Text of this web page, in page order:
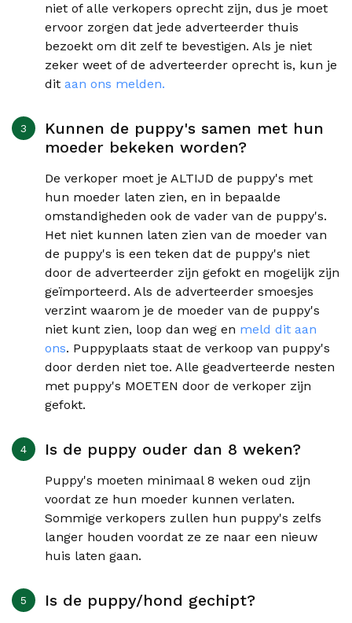
niet of alle verkopers oprecht zijn, dus je moet
ervoor zorgen dat jede adverteerder thuis
bezoekt om dit zelf te bevestigen. Als je niet
zeker weet of de adverteerder oprecht is, kun je
dit aan ons melden.
Kunnen de puppy's samen met hun
moeder bekeken worden?
De verkoper moet je ALTIJD de puppy's met
hun moeder laten zien, en in bepaalde
omstandigheden ook de vader van de puppy's.
Het niet kunnen laten zien van de moeder van
de puppy's is een teken dat de puppy's niet
door de adverteerder zijn gefokt en mogelijk zijn
geïmporteerd. Als de adverteerder smoesjes
verzint waarom je de moeder van de puppy's
niet kunt zien, loop dan weg en meld dit aan
ons. Puppyplaats staat de verkoop van puppy's
door derden niet toe. Alle geadverteerde nesten
met puppy's MOETEN door de verkoper zijn
gefokt.
Is de puppy ouder dan 8 weken?
Puppy's moeten minimaal 8 weken oud zijn
voordat ze hun moeder kunnen verlaten.
Sommige verkopers zullen hun puppy's zelfs
langer houden voordat ze ze naar een nieuw
huis laten gaan.
Is de puppy/hond gechipt?